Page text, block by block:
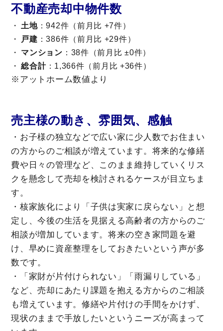
不動産売却中物件数
土地：942件（前月比 +7件）
戸建 ：386件（前月比 +29件）
マンション ：38件（前月比 ±0件）
総合計：1,366件（前月比 +36件）
※アットホーム数値より
売主様の動き、雰囲気、感触
・お子様の独立などで広い家に少人数でお住まい
の方からのご相談が増えています。将来的な修繕
費や日々の管理など、このまま維持していくリス
クを懸念して売却を検討されるケースが目立ちま
す。
・核家族化により「子供は実家に戻らない」と想
定し、今後の生活を見据える高齢者の方からのご
相談が増加しています。将来の空き家問題を避
け、早めに資産整理をしておきたいという声が多
数です。
・「家財が片付けられない」「雨漏りしている」
など、売却にあたり課題を抱える方からのご相談
も増えています。修繕や片付けの手間をかけず、
現状のままで手放したいというニーズが高まって